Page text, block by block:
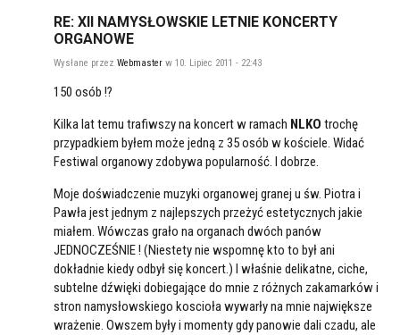
RE: XII NAMYSŁOWSKIE LETNIE KONCERTY
ORGANOWE
Wysłane przez Webmaster w 10. Lipiec 2011 - 22:43
150 osób !?
Kilka lat temu trafiwszy na koncert w ramach NLKO trochę
przypadkiem byłem może jedną z 35 osób w kościele. Widać
Festiwal organowy zdobywa popularność. I dobrze.
Moje doświadczenie muzyki organowej granej u św. Piotra i
Pawła jest jednym z najlepszych przeżyć estetycznych jakie
miałem. Wówczas grało na organach dwóch panów
JEDNOCZEŚNIE ! (Niestety nie wspomnę kto to był ani
dokładnie kiedy odbył się koncert.) I właśnie delikatne, ciche,
subtelne dźwięki dobiegające do mnie z różnych zakamarków i
stron namysłowskiego koscioła wywarły na mnie największe
wrażenie. Owszem były i momenty gdy panowie dali czadu, ale